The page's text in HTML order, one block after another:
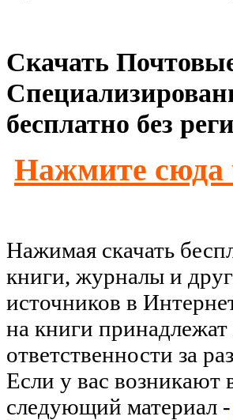
Скачать
бесплатно без
Нажмите сюда
Нажимая скачать
книги, журналы и
источников в
на книги
ответственности за
Если у вас возникают
следующий материал -